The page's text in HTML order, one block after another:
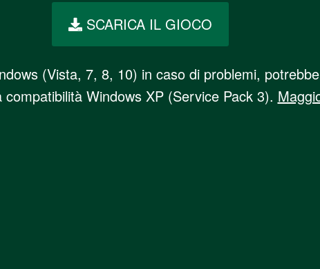
SCARICA IL GIOCO
(Vista, 7, 8, 10) in caso di problemi,
Windows XP (Service Pack 3).